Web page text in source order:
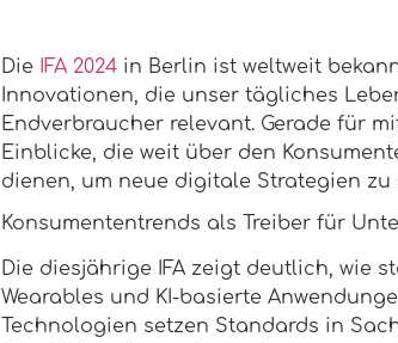
Die IFA 2024in Berlin ist weltweit
Innovationen, die unser tägliches
Endverbraucher relevant. Gerade für
Einblicke, die weit über den
dienen, um neue digitale Strategien
Konsumententrends als Treiber für
Die diesjährige IFA zeigt deutlich, wie
Wearables und KI-basierte
Technologien setzen Standards in